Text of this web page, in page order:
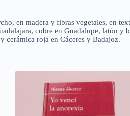
en madera y fibras vegetales, en
cobre en Guadalupe, latón
cerámica roja en Cáceres y Badajoz.